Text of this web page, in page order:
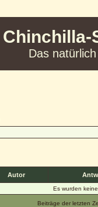
Chinchilla-
Das
Autor
Es wurden
Beiträge der letzten